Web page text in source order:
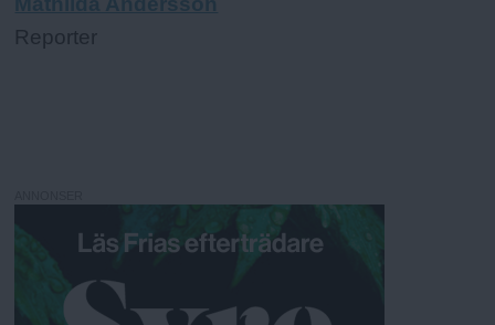
Reporter